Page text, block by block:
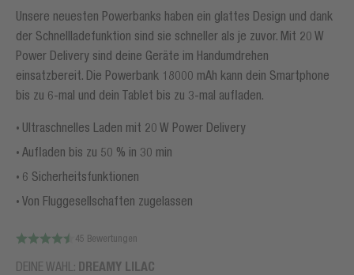
Unsere neuesten Powerbanks haben ein glattes Design und dank
der Schnellladefunktion sind sie schneller als je zuvor. Mit 20 W
Power Delivery sind deine Geräte im Handumdrehen
einsatzbereit. Die Powerbank 18000 mAh kann dein Smartphone
bis zu 6-mal und dein Tablet bis zu 3-mal aufladen.
Ultraschnelles Laden mit 20 W Power Delivery
Aufladen bis zu 50 % in 30 min
6 Sicherheitsfunktionen
Von Fluggesellschaften zugelassen
45 Bewertungen
DEINE WAHL: DREAMY LILAC